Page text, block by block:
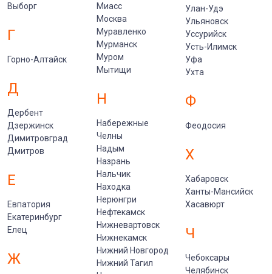
Выборг
Г
Горно-Алтайск
Д
Дербент
Дзержинск
Димитровград
Дмитров
Е
Евпатория
Екатеринбург
Елец
Ж
Миасс
Москва
Муравленко
Мурманск
Муром
Мытищи
Н
Набережные
Челны
Надым
Назрань
Нальчик
Находка
Нерюнгри
Нефтекамск
Нижневартовск
Нижнекамск
Нижний Новгород
Нижний Тагил
Улан-Удэ
Ульяновск
Уссурийск
Усть-Илимск
Уфа
Ухта
Ф
Феодосия
Х
Хабаровск
Ханты-Мансийск
Хасавюрт
Ч
Чебоксары
Челябинск